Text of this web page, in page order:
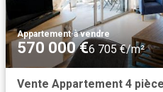
Appartement·à vendre
570 000 €6 705 €/m²
Vente Appartement 4